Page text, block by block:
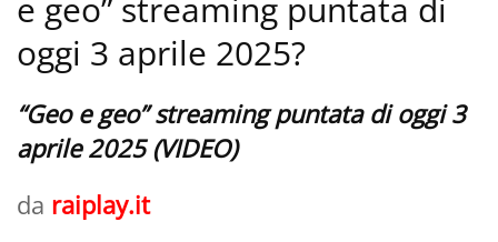
e geo” streaming puntata di
oggi 3 aprile 2025?
“Geo e geo” streaming puntata di oggi 3
aprile 2025 (VIDEO)
da raiplay.it